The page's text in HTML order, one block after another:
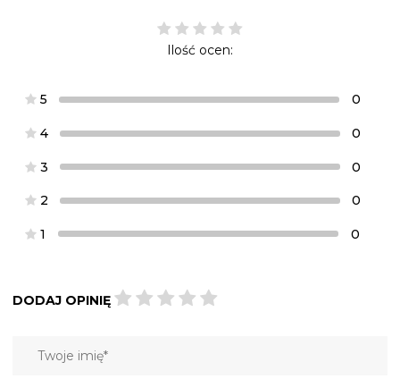
Ilość ocen:
5 0
4 0
3 0
2 0
1 0
DODAJ OPINIĘ